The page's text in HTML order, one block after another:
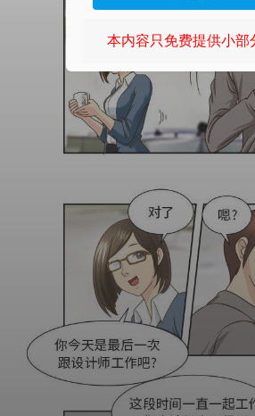
本内容只免费提供小部